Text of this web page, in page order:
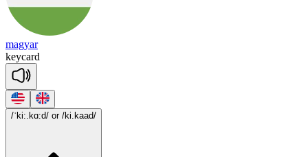
magyar
keycard
/ˈki:.kɑ:d/ or /ki.kaad/